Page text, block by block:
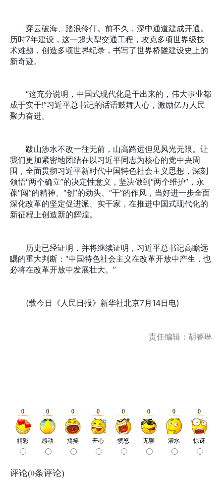
穿云破海、踏浪伶仃。前不久，深中通道建成开通。
历时7年建设，这一超大型交通工程，攻克多项世界级技
术难题，创造多项世界纪录，书写了世界桥隧建设史上的
新奇迹。
“这充分说明，中国式现代化是干出来的，伟大事业都
成于实干!”习近平总书记的话语鼓舞人心，激励亿万人民
聚力奋进。
跋山涉水不改一往无前，山高路远但见风光无限。让
我们更加紧密地团结在以习近平同志为核心的党中央周
围，全面贯彻习近平新时代中国特色社会主义思想，深刻
领悟“两个确立”的决定性意义，坚决做到“两个维护”，永
葆“闯”的精神、“创”的劲头、“干”的作风，当好进一步全面
深化改革的坚定促进派、实干家，在推进中国式现代化的
新征程上创造新的辉煌。
历史已经证明，并将继续证明，习近平总书记高瞻远
瞩的重大判断：“中国特色社会主义在改革开放中产生，也
必将在改革开放中发展壮大。”
(载今日《人民日报》新华社北京7月14日电)
责任编辑：胡睿琳
评论(0条评论)